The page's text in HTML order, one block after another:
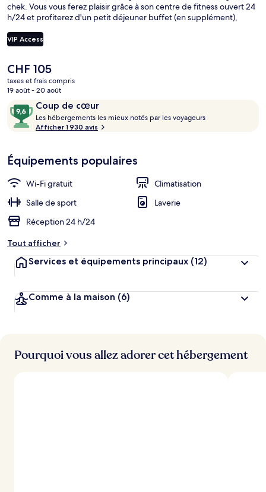
chek. Vous vous ferez plaisir grâce à son centre de fitness ouvert 24
h/24 et profiterez d'un petit déjeuner buffet (en supplément),
trouverez aussi des sites comme Temple bouddhiste Lungshan et
Parc de la forêt Daan. Les autres voyageurs adorent le personnel
seulement séparent l'hébergement des transports publics : Station
de métro Ximen est accessible en quelques foulées et Station de
métro Beimen se situe à 7 min à pied.
VIP Access
Le
prix
actuel
de
CHF 105.
CHF 105
taxes et frais compris
19 août - 20 août
Avis
voyageurs
Coup de cœur
9,6
sur
10,
cœur
Les hébergements les mieux notés par les voyageurs
n
i
e
Afficher 1 930 avis
Équipements populaires
Wi-Fi gratuit
Climatisation
Salle de sport
Laverie
Réception 24 h/24
Tout afficher
Services et équipements principaux (12)
Comme à la maison (6)
Pourquoi vous allez adorer cet hébergement